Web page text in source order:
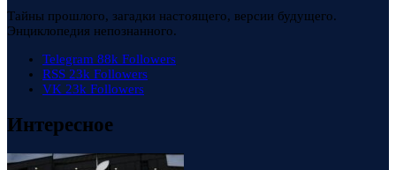
Тайны прошлого, загадки настоящего, версии будущего.
Энциклопедия непознанного.
Telegram 88k Followers
RSS 23k Followers
VK 23k Followers
Интересное